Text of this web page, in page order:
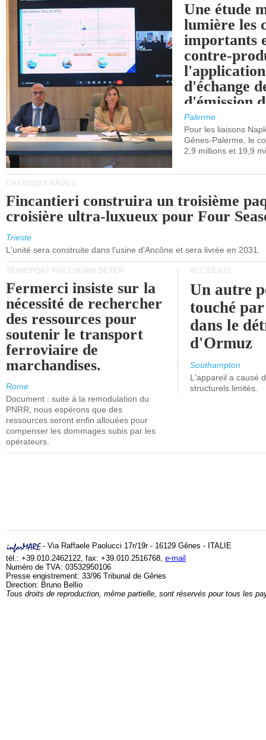
Une étude
lumière les
importants
contre-
d'échange
d'émission
(SEQE-UE)
maritimes
occidentale.
Palerme
Pour les liaisons
Gênes-Palerme, le
2,9 millions et 19,9
CHANTIERS NAVALS
Fincantieri construira un troisième
croisière ultra-luxueux pour Four
Trieste
L'unité sera construite dans l'usine d'Ancône et sera livrée en 2031.
TRANSPORT PAR CHEMIN DE FER
Fermerci insiste sur la
nécessité de rechercher
des ressources pour
soutenir le transport
ferroviaire de
marchandises.
Rome
Document : suite à la remodulation du
PNRR, nous espérons que des
ressources seront enfin allouées pour
compenser les dommages subis par les
opérateurs.
ACCIDENTS
Un autre
touché
dans le
d'Ormuz
Southampton
L'appareil a causé
structurels limités.
- Via Raffaele Paolucci 17r/19r - 16129 Gênes - ITALIE
tél.: +39.010.2462122, fax: +39.010.2516768, e-mail
Numéro de TVA: 03532950106
Presse engistrement: 33/96 Tribunal de Gênes
Direction: Bruno Bellio
Tous droits de reproduction, même partielle, sont réservés pour tous les